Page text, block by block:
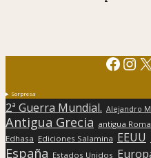
X
Sorpresa
2ª Guerra Mundial. Alejandro
Antigua Grecia antigua Roma
Edhasa Ediciones Salamina EEUU
España Estados Unidos